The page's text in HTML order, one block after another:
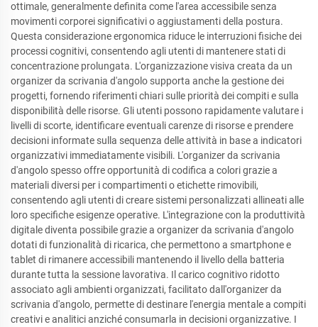
ottimale, generalmente definita come l'area accessibile senza
movimenti corporei significativi o aggiustamenti della postura.
Questa considerazione ergonomica riduce le interruzioni fisiche dei
processi cognitivi, consentendo agli utenti di mantenere stati di
concentrazione prolungata. L'organizzazione visiva creata da un
organizer da scrivania d'angolo supporta anche la gestione dei
progetti, fornendo riferimenti chiari sulle priorità dei compiti e sulla
disponibilità delle risorse. Gli utenti possono rapidamente valutare i
livelli di scorte, identificare eventuali carenze di risorse e prendere
decisioni informate sulla sequenza delle attività in base a indicatori
organizzativi immediatamente visibili. L'organizer da scrivania
d'angolo spesso offre opportunità di codifica a colori grazie a
materiali diversi per i compartimenti o etichette rimovibili,
consentendo agli utenti di creare sistemi personalizzati allineati alle
loro specifiche esigenze operative. L'integrazione con la produttività
digitale diventa possibile grazie a organizer da scrivania d'angolo
dotati di funzionalità di ricarica, che permettono a smartphone e
tablet di rimanere accessibili mantenendo il livello della batteria
durante tutta la sessione lavorativa. Il carico cognitivo ridotto
associato agli ambienti organizzati, facilitato dall'organizer da
scrivania d'angolo, permette di destinare l'energia mentale a compiti
creativi e analitici anziché consumarla in decisioni organizzative. I